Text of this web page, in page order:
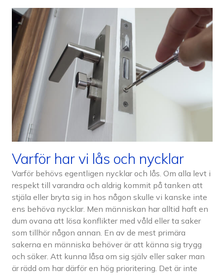
Varför har vi lås och nycklar
Varför behövs egentligen nycklar och lås. Om alla levt i
respekt till varandra och aldrig kommit på tanken att
stjäla eller bryta sig in hos någon skulle vi kanske inte
ens behöva nycklar. Men människan har alltid haft en
dum ovana att lösa konflikter med våld eller ta saker
som tillhör någon annan. En av de mest primära
sakerna en människa behöver är att känna sig trygg
och säker. Att kunna låsa om sig själv eller saker man
är rädd om har därför en hög prioritering. Det är inte